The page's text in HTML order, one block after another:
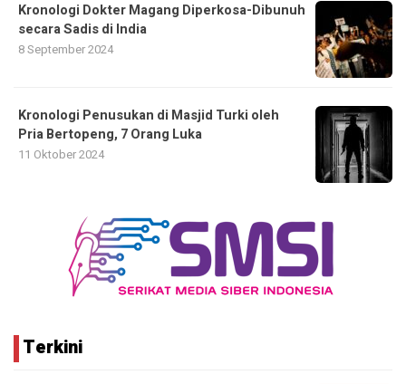
Kronologi Dokter Magang Diperkosa-Dibunuh
secara Sadis di India
8 September 2024
Kronologi Penusukan di Masjid Turki oleh
Pria Bertopeng, 7 Orang Luka
11 Oktober 2024
Terkini